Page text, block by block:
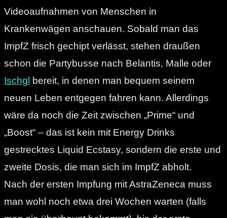
Videoaufnahmen von Menschen in
Krankenwägen anschauen. Sobald man das
ImpfZ frisch gechipt verlässt, stehen draußen
schon die Partybusse nach Belantis, Malle oder
Ischgl bereit, in denen man bequem seinem
neuen Leben entgegen fahren kann. Allerdings
wäre da noch die Zeit zwischen „Prime“ und
„Boost“ – das ist kein mit Energy Drinks
gestrecktes Liquid Ecstasy, sondern die erste und
zweite Dosis, die man sich im ImpfZ abholt.
Nach der ersten Impfung mit AstraZeneca muss
man wohl noch etwa drei Wochen warten (falls